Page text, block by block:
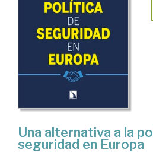
Una alternativa a la
seguridad en Europa